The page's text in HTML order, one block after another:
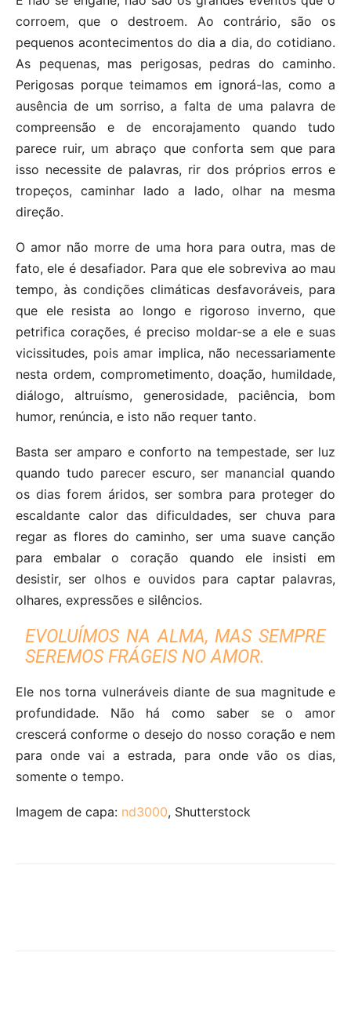
corroem, que o destroem. Ao contrário, são os
pequenos acontecimentos do dia a dia, do cotidiano.
As pequenas, mas perigosas, pedras do caminho.
Perigosas porque teimamos em ignorá-las, como a
ausência de um sorriso, a falta de uma palavra de
compreensão e de encorajamento quando tudo
parece ruir, um abraço que conforta sem que para
isso necessite de palavras, rir dos próprios erros e
tropeços, caminhar lado a lado, olhar na mesma
direção.
O amor não morre de uma hora para outra, mas de
fato, ele é desafiador. Para que ele sobreviva ao mau
tempo, às condições climáticas desfavoráveis, para
que ele resista ao longo e rigoroso inverno, que
petrifica corações, é preciso moldar-se a ele e suas
vicissitudes, pois amar implica, não necessariamente
nesta ordem, comprometimento, doação, humildade,
diálogo, altruísmo, generosidade, paciência, bom
humor, renúncia, e isto não requer tanto.
Basta ser amparo e conforto na tempestade, ser luz
quando tudo parecer escuro, ser manancial quando
os dias forem áridos, ser sombra para proteger do
escaldante calor das dificuldades, ser chuva para
regar as flores do caminho, ser uma suave canção
para embalar o coração quando ele insisti em
desistir, ser olhos e ouvidos para captar palavras,
olhares, expressões e silêncios.
EVOLUÍMOS NA ALMA, MAS SEMPRE
SEREMOS FRÁGEIS NO AMOR.
Ele nos torna vulneráveis diante de sua magnitude e
profundidade. Não há como saber se o amor
crescerá conforme o desejo do nosso coração e nem
para onde vai a estrada, para onde vão os dias,
somente o tempo.
Imagem de capa: nd3000, Shutterstock